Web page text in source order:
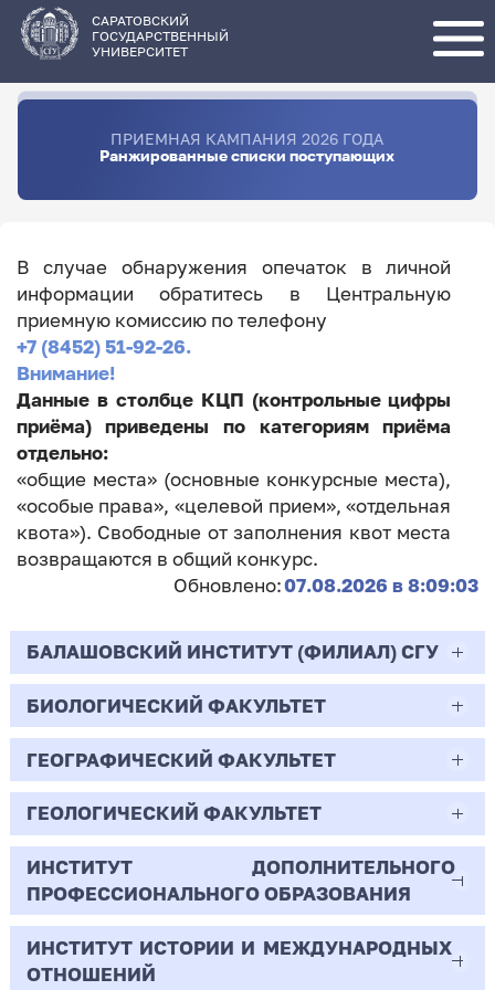
основному
содержанию
САРАТОВСКИЙ
ГОСУДАРСТВЕННЫЙ
УНИВЕРСИТЕТ
ПРИЕМНАЯ КАМПАНИЯ 2026 ГОДА
Ранжированные списки поступающих
В случае обнаружения опечаток в личной
информации обратитесь в Центральную
приемную комиссию по телефону
+7 (8452) 51-92-26.
Внимание!
Данные в столбце КЦП (контрольные цифры
приёма) приведены по категориям приёма
отдельно:
«общие места» (основные конкурсные места),
«особые права», «целевой прием», «отдельная
квота»). Свободные от заполнения квот места
возвращаются в общий конкурс.
Обновлено:07.08.2026 в 8:09:03
БАЛАШОВСКИЙ ИНСТИТУТ (ФИЛИАЛ) СГУ
44.03.02
Психолого-педагогическое образование
Очная | Бакалавр
Всего бюджетных мест - 10
Бюджет/
Общие места
Профиль: Практическая
психология образования
БИОЛОГИЧЕСКИЙ ФАКУЛЬТЕТ
06.03.01
Биология
Очная | Бакалавр
Всего бюджетных мест - 50
Бюджет/Общие места
ГЕОГРАФИЧЕСКИЙ ФАКУЛЬТЕТ
05.03.02
География
Очная | Бакалавр
Всего бюджетных мест - 15
ГЕОЛОГИЧЕСКИЙ ФАКУЛЬТЕТ
05.03.01
Геология
Очная | Бакалавр
ИНСТИТУТ ДОПОЛНИТЕЛЬНОГО
ПРОФЕССИОНАЛЬНОГО ОБРАЗОВАНИЯ
38.03.02
ИНСТИТУТ ИСТОРИИ И МЕЖДУНАРОДНЫХ
ОТНОШЕНИЙ